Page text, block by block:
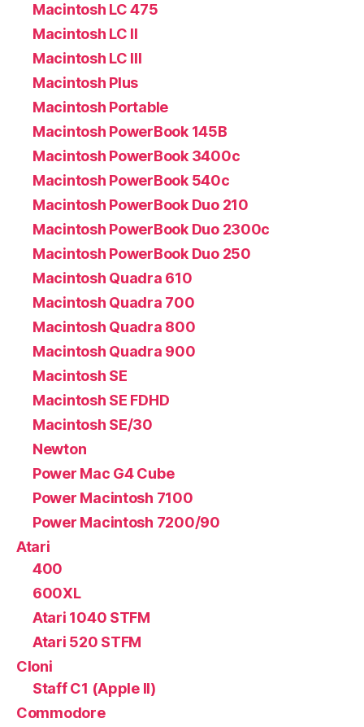
Macintosh LC 475
Macintosh LC II
Macintosh LC III
Macintosh Plus
Macintosh Portable
Macintosh PowerBook 145B
Macintosh PowerBook 3400c
Macintosh PowerBook 540c
Macintosh PowerBook Duo 210
Macintosh PowerBook Duo 2300c
Macintosh PowerBook Duo 250
Macintosh Quadra 610
Macintosh Quadra 700
Macintosh Quadra 800
Macintosh Quadra 900
Macintosh SE
Macintosh SE FDHD
Macintosh SE/30
Newton
Power Mac G4 Cube
Power Macintosh 7100
Power Macintosh 7200/90
Atari
400
600XL
Atari 1040 STFM
Atari 520 STFM
Cloni
Staff C1 (Apple II)
Commodore